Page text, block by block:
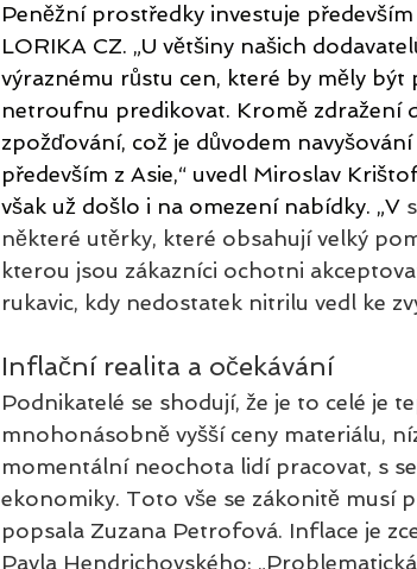
Peněžní prostředky investuje
LORIKA CZ. „U většiny našich
výraznému růstu cen, které by měly být
netroufnu predikovat. Kromě zdražení
zpožďování, což je důvodem
především z Asie,“ uvedl Miroslav
však už došlo i na omezení nabídky. „V
některé utěrky, které obsahují velký
kterou jsou zákazníci ochotni
rukavic, kdy nedostatek nitrilu vedl ke
Inflační realita a očekávání
Podnikatelé se shodují, že je to celé je
mnohonásobně vyšší ceny materiálu,
momentální neochota lidí pracovat, s
ekonomiky. Toto vše se zákonitě musí
popsala Zuzana Petrofová. Inflace je
Pavla Hendrichovského: